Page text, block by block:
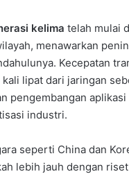
kelima telah mulai
menawarkan
Kecepatan
kali lipat dari jaringan
pengembangan
industri.
seperti China dan
lebih jauh dengan